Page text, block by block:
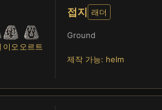
이오 오르트
접지 래더
Ground
제작 가능: helm